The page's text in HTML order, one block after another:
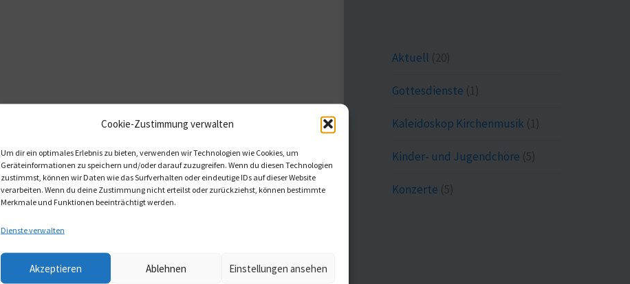
Cookie-Zustimmung verwalten
Um dir ein optimales Erlebnis zu bieten, verwenden wir Technologien wie Cookies, um
Geräteinformationen zu speichern und/oder darauf zuzugreifen. Wenn du diesen Technologien
zustimmst, können wir Daten wie das Surfverhalten oder eindeutige IDs auf dieser Website
verarbeiten. Wenn du deine Zustimmung nicht erteilst oder zurückziehst, können bestimmte
Merkmale und Funktionen beeinträchtigt werden.
Dienste verwalten
Akzeptieren Ablehnen Einstellungen ansehen
Aktuell (20)
Gottesdienste (1)
Kaleidoskop Kirchenmusik (1)
Kinder- und Jugendchöre (5)
Konzerte (5)